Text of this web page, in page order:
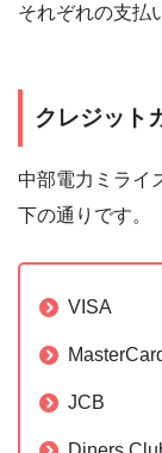
それぞれの支払
クレジット
中部電力ミライ
下の通りです。
VISA
JCB